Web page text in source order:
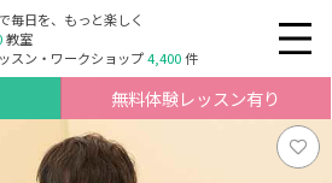
毎日を、もっと楽しく
教室
スン・ワークショップ4,400件
無料体験レッスン有り